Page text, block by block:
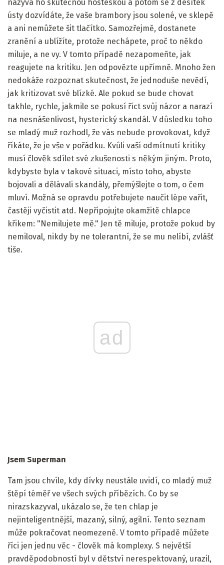
nazývá ho skutečnou hosteskou a potom se z desítek
ústy dozvídáte, že vaše brambory jsou solené, ve sklepě
a ani nemůžete šit tlačítko. Samozřejmě, dostanete
zranění a ublížíte, protože nechápete, proč to někdo
miluje, a ne vy. V tomto případě nezapomeňte, jak
reagujete na kritiku. Jen odpovězte upřímně. Mnoho žen
nedokáže rozpoznat skutečnost, že jednoduše nevědí,
jak kritizovat své blízké. Ale pokud se bude chovat
takhle, rychle, jakmile se pokusí říct svůj názor a narazí
na nesnášenlivost, hysterický skandál. V důsledku toho
se mladý muž rozhodl, že vás nebude provokovat, když
říkáte, že je vše v pořádku. Kvůli vaší odmítnutí kritiky
musí člověk sdílet své zkušenosti s někým jiným. Proto,
kdybyste byla v takové situaci, místo toho, abyste
bojovali a dělávali skandály, přemýšlejte o tom, o čem
mluví. Možná se opravdu potřebujete naučit lépe vařit,
častěji vyčistit atd. Nepřipojujte okamžitě chlapce
křikem: "Nemilujete mě." Jen tě miluje, protože pokud by
nemiloval, nikdy by ne tolerantní, že se mu nelíbí, zvlášť
tiše.
ad
Jsem Superman
Tam jsou chvíle, kdy dívky neustále uvidí, co mladý muž
štěpí téměř ve všech svých příbězích. Co by se
nirazskazyval, ukázalo se, že ten chlap je
nejinteligentnější, mazaný, silný, agilní. Tento seznam
může pokračovat neomezeně. V tomto případě můžete
říci jen jednu věc - člověk má komplexy. S největší
pravděpodobností byl v dětství nerespektovaný, urazil,